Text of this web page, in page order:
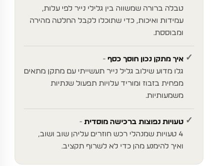
טבלה ברורה שמשווה בין גלילי נייר לפי עלות,
עמידות ואיכות, כדי שתוכלו לקבל החלטה מהירה
ומבוססת.
✓ איך מתקן נכון חוסך כסף
גלו מדוע שילוב גליל נייר תעשייתי עם מתקן מתאים
מפחית בזבוז ומוריד עלויות תפעול שנתיות
משמעותיות.
✓ טעויות נפוצות ברכישה מוסדית
4 טעויות שמנהלי רכש חוזרים עליהן שוב ושוב,
ואיך להימנע מהן כדי לא לשרוף תקציב.